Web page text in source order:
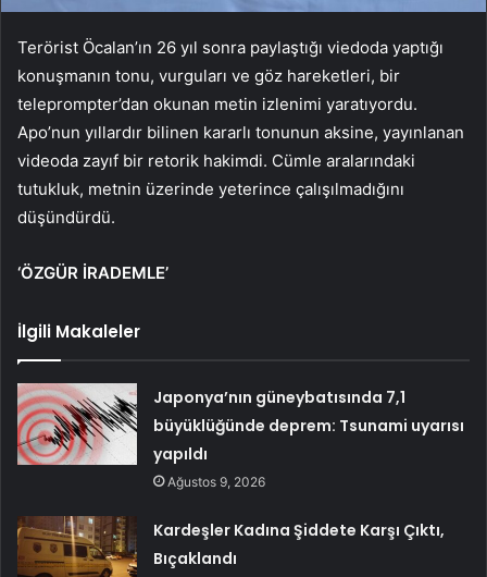
Terörist Öcalan’ın 26 yıl sonra paylaştığı viedoda yaptığı
konuşmanın tonu, vurguları ve göz hareketleri, bir
teleprompter’dan okunan metin izlenimi yaratıyordu.
Apo’nun yıllardır bilinen kararlı tonunun aksine, yayınlanan
videoda zayıf bir retorik hakimdi. Cümle aralarındaki
tutukluk, metnin üzerinde yeterince çalışılmadığını
düşündürdü.
‘ÖZGÜR İRADEMLE’
İlgili Makaleler
Japonya’nın güneybatısında 7,1
büyüklüğünde deprem: Tsunami uyarısı
yapıldı
Ağustos 9, 2026
Kardeşler Kadına Şiddete Karşı Çıktı,
Bıçaklandı